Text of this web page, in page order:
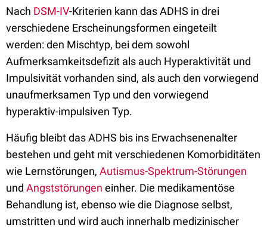
Nach DSM-IV-Kriterien kann das ADHS in drei
verschiedene Erscheinungsformen eingeteilt
werden:den Mischtyp, bei dem sowohl
Aufmerksamkeitsdefizit als auch Hyperaktivität und
Impulsivität vorhanden sind, als auch den vorwiegend
unaufmerksamen Typ und den vorwiegend
hyperaktiv-impulsiven Typ.
Häufig bleibt das ADHS bis ins Erwachsenenalter
bestehen und geht mit verschiedenen Komorbiditäten
wie Lernstörungen, Autismus-Spektrum-Störungen
und Angststörungen einher. Die medikamentöse
Behandlung ist, ebenso wie die Diagnose selbst,
umstritten und wird auch innerhalb medizinischer